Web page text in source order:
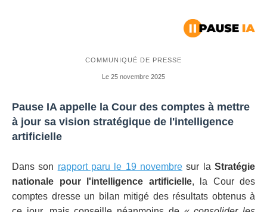
COMMUNIQUÉ DE PRESSE
Le 25 novembre 2025
Pause IA appelle la Cour des comptes à mettre
à jour sa vision stratégique de l'intelligence
artificielle
Dans son rapport paru le 19 novembre sur laStratégie
nationale pour l'intelligence artificielle, la Cour des
comptes dresse un bilan mitigé des résultats obtenus à